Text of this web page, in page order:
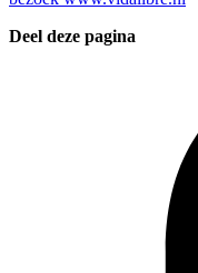
Deel deze pagina